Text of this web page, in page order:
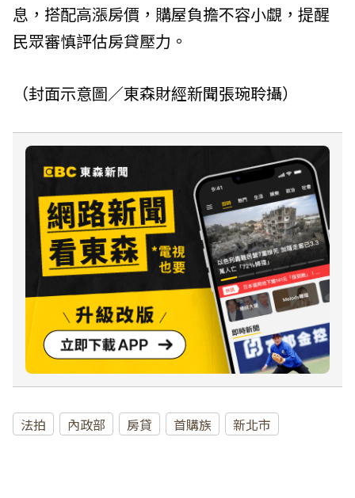
息，搭配高漲房價，購屋負擔不容小覷，提醒
民眾審慎評估房貸壓力。
（封面示意圖／東森財經新聞張琬聆攝）
法拍 內政部 房貸 首購族 新北市